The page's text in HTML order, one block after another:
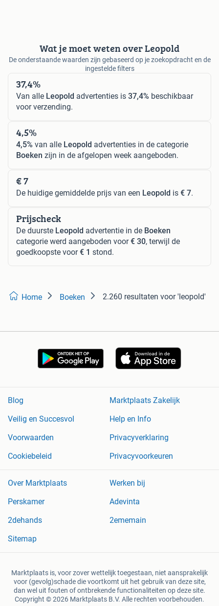
Wat je moet weten over Leopold
De onderstaande waarden zijn gebaseerd op je zoekopdracht en de
ingestelde filters
37,4%
Van alle Leopold advertenties is 37,4% beschikbaar
voor verzending.
4,5%
4,5% van alle Leopold advertenties in de categorie
Boeken zijn in de afgelopen week aangeboden.
€ 7
De huidige gemiddelde prijs van een Leopold is € 7.
Prijscheck
De duurste Leopold advertentie in de Boeken
categorie werd aangeboden voor€ 30, terwijl de
goedkoopste voor€ 1 stond.
Home Boeken 2.260 resultaten voor 'leopold'
Blog
Marktplaats Zakelijk
Veilig en Succesvol
Help en Info
Voorwaarden
Privacyverklaring
Cookiebeleid
Privacyvoorkeuren
Over Marktplaats
Werken bij
Perskamer
Adevinta
2dehands
2ememain
Sitemap
Marktplaats is, voor zover wettelijk toegestaan, niet aansprakelijk
voor (gevolg)schade die voortkomt uit het gebruik van deze site,
dan wel uit fouten of ontbrekende functionaliteiten op deze site.
Copyright © 2026 Marktplaats B.V. Alle rechten voorbehouden.